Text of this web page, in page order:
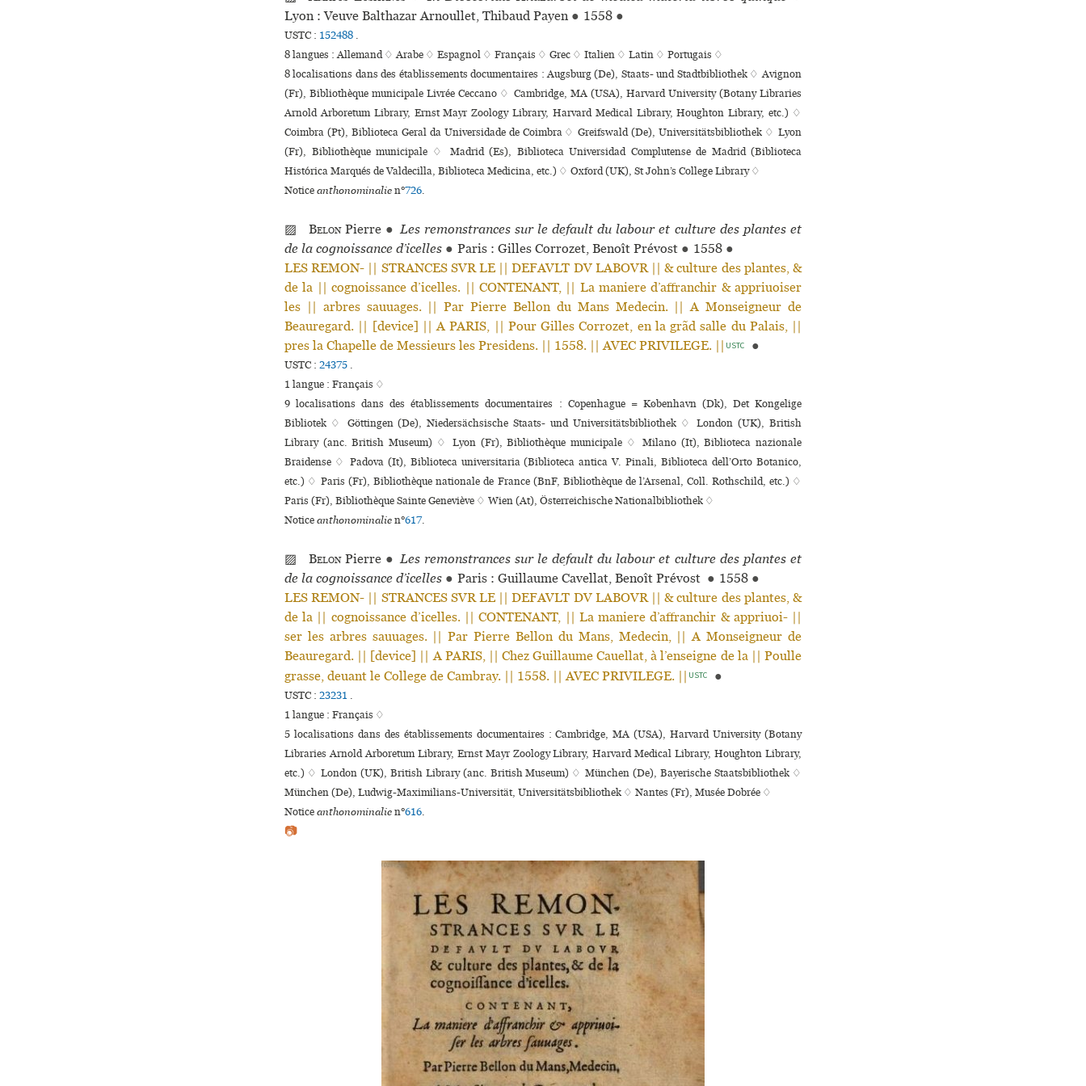
Lyon : Veuve Balthazar Arnoullet, Thibaud Payen ● 1558 ●
USTC : 152488 .
8 langues :Allemand ♢Arabe ♢ Espagnol ♢ Français ♢ Grec ♢ Italien ♢ Latin ♢ Portugais ♢
8 localisations dans des établissements documentaires : Augsburg (De), Staats- und Stadtbibliothek ♢ Avignon
(Fr), Bibliothèque muni­ci­pale Livrée Ceccano ♢ Cambridge, MA (USA), Harvard University (Botany Libraries
Arnold Arboretum Library, Ernst Mayr Zoology Library, Harvard Medical Library, Houghton Library, etc.) ♢
Coimbra (Pt), Biblioteca Geral da Universidade de Coimbra ♢ Greifswald (De), Universitätsbibliothek ♢ Lyon
(Fr), Bibliothèque muni­ci­pale ♢ Madrid (Es), Biblioteca Universidad Complutense de Madrid (Biblioteca
Histórica Marqués de Valdecilla, Biblioteca Medicina, etc.) ♢ Oxford (UK), St John’s College Library ♢
Noticeanthonominalien°726.
▨ BelonPierre ● Les remonstrances sur le default du labour et culture des plantes et
de la cognoissance d’icelles ● Paris : Gilles Corrozet, Benoît Prévost ● 1558 ●
LES REMON- || STRANCES SVR LE || DEFAVLT DV LABOVR || & culture des plantes, &
de la || cognoissance d’icelles. || CONTENANT, || La maniere d’affranchir & appriuoiser
les || arbres sauuages. || Par Pierre Bellon du Mans Medecin. || A Monseigneur de
Beauregard. || [device] || A PARIS, || Pour Gilles Corrozet, en la grãd salle du Palais, ||
pres la Chapelle de Messieurs les Presidens. || 1558. || AVEC PRIVILEGE. ||
USTC ●
USTC : 24375 .
1 langue : Français ♢
9 localisations dans des établissements documentaires : Copenhague = København (Dk), Det Kongelige
Bibliotek ♢ Göttingen (De), Niedersächsische Staats- und Universitätsbibliothek ♢ London (UK), British
Library (anc. British Museum) ♢ Lyon (Fr), Bibliothèque muni­ci­pale ♢ Milano (It), Biblioteca nazio­nale
Braidense ♢ Padova (It), Biblioteca uni­ver­si­ta­ria (Biblioteca antica V. Pinali, Biblioteca dell’Orto Botanico,
etc.) ♢ Paris (Fr), Bibliothèque nationale de France (BnF, Bibliothèque de l’Arsenal, Coll. Rothschild, etc.) ♢
Paris (Fr), Bibliothèque Sainte Geneviève ♢ Wien (At), Österreichische Nationalbibliothek ♢
Noticeanthonominalien°617.
▨ BelonPierre ● Les remonstrances sur le default du labour et culture des plantes et
de la cognoissance d’icelles ● Paris : Guillaume Cavellat, Benoît Prévost ● 1558 ●
LES REMON- || STRANCES SVR LE || DEFAVLT DV LABOVR || & culture des plantes, &
de la || cognoissance d’icelles. || CONTENANT, || La maniere d’affranchir & appriuoi- ||
ser les arbres sauuages. || Par Pierre Bellon du Mans, Medecin, || A Monseigneur de
Beauregard. || [device] || A PARIS, || Chez Guillaume Cauellat, à l’enseigne de la || Poulle
grasse, deuant le College de Cambray. || 1558. || AVEC PRIVILEGE. || USTC ●
USTC : 23231 .
1 langue : Français ♢
5 localisations dans des établissements documentaires : Cambridge, MA (USA), Harvard University (Botany
Libraries Arnold Arboretum Library, Ernst Mayr Zoology Library, Harvard Medical Library, Houghton Library,
etc.) ♢ London (UK), British Library (anc. British Museum) ♢ München (De), Bayerische Staatsbibliothek ♢
München (De), Ludwig-Maximilians-Universität, Universitätsbibliothek ♢ Nantes (Fr), Musée Dobrée ♢
Noticeanthonominalien°616.
📷